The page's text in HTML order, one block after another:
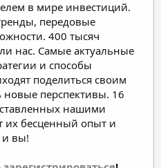
в мире инвестиций.
передовые
400 тысяч
нас. Самые актуальные
и способы
поделиться своим
перспективы. 16
нашими
их бесценный опыт и
и вы!